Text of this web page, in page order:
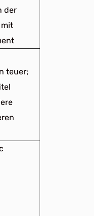
der
teuer;